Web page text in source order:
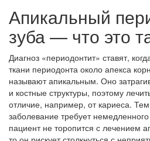
Апикальный
зуба — что это
Диагноз «периодонтит» ставят,
ткани периодонта около апекса
называют апикальным. Оно
и костные структуры, поэтому
отличие, например, от кариеса.
заболевание требует
пациент не торопится с лечением